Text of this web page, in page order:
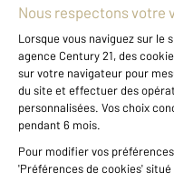
À propos
International
Nous contacter